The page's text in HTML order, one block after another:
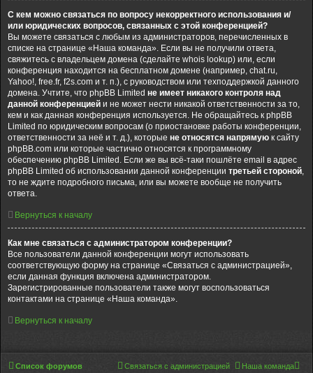
С кем можно связаться по вопросу некорректного использования и/
или юридических вопросов, связанных с этой конференцией?
Вы можете связаться с любым из администраторов, перечисленных в
списке на странице «Наша команда». Если вы не получили ответа,
свяжитесь с владельцем домена (сделайте whois lookup) или, если
конференция находится на бесплатном домене (например, chat.ru,
Yahoo!, free.fr, f2s.com и т. п.), с руководством или техподдержкой данного
домена. Учтите, что phpBB Limited не имеет никакого контроля над
данной конференцией и не может нести никакой ответственности за то,
кем и как данная конференция используется. Не обращайтесь к phpBB
Limited по юридическим вопросам (о приостановке работы конференции,
ответственности за неё и т. д.), которые не относятся напрямую к сайту
phpBB.com или которые частично относятся к программному
обеспечению phpBB Limited. Если же вы всё-таки пошлёте email в адрес
phpBB Limited об использовании данной конференции третьей стороной,
то не ждите подробного письма, или вы можете вообще не получить
ответа.
Вернуться к началу
Как мне связаться с администратором конференции?
Все пользователи данной конференции могут использовать
соответствующую форму на странице «Связаться с администрацией»,
если данная функция включена администратором.
Зарегистрированные пользователи также могут воспользоваться
контактами на странице «Наша команда».
Вернуться к началу
Список форумов Наша команда
Связаться с администрацией